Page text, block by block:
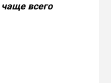
всего